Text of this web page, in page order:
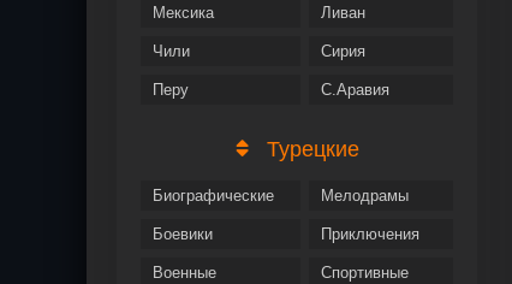
Мексика
Чили
Перу
Ливан
Сирия
С.Аравия
Турецкие
Биографические
Боевики
Военные
Мелодрамы
Приключения
Спортивные